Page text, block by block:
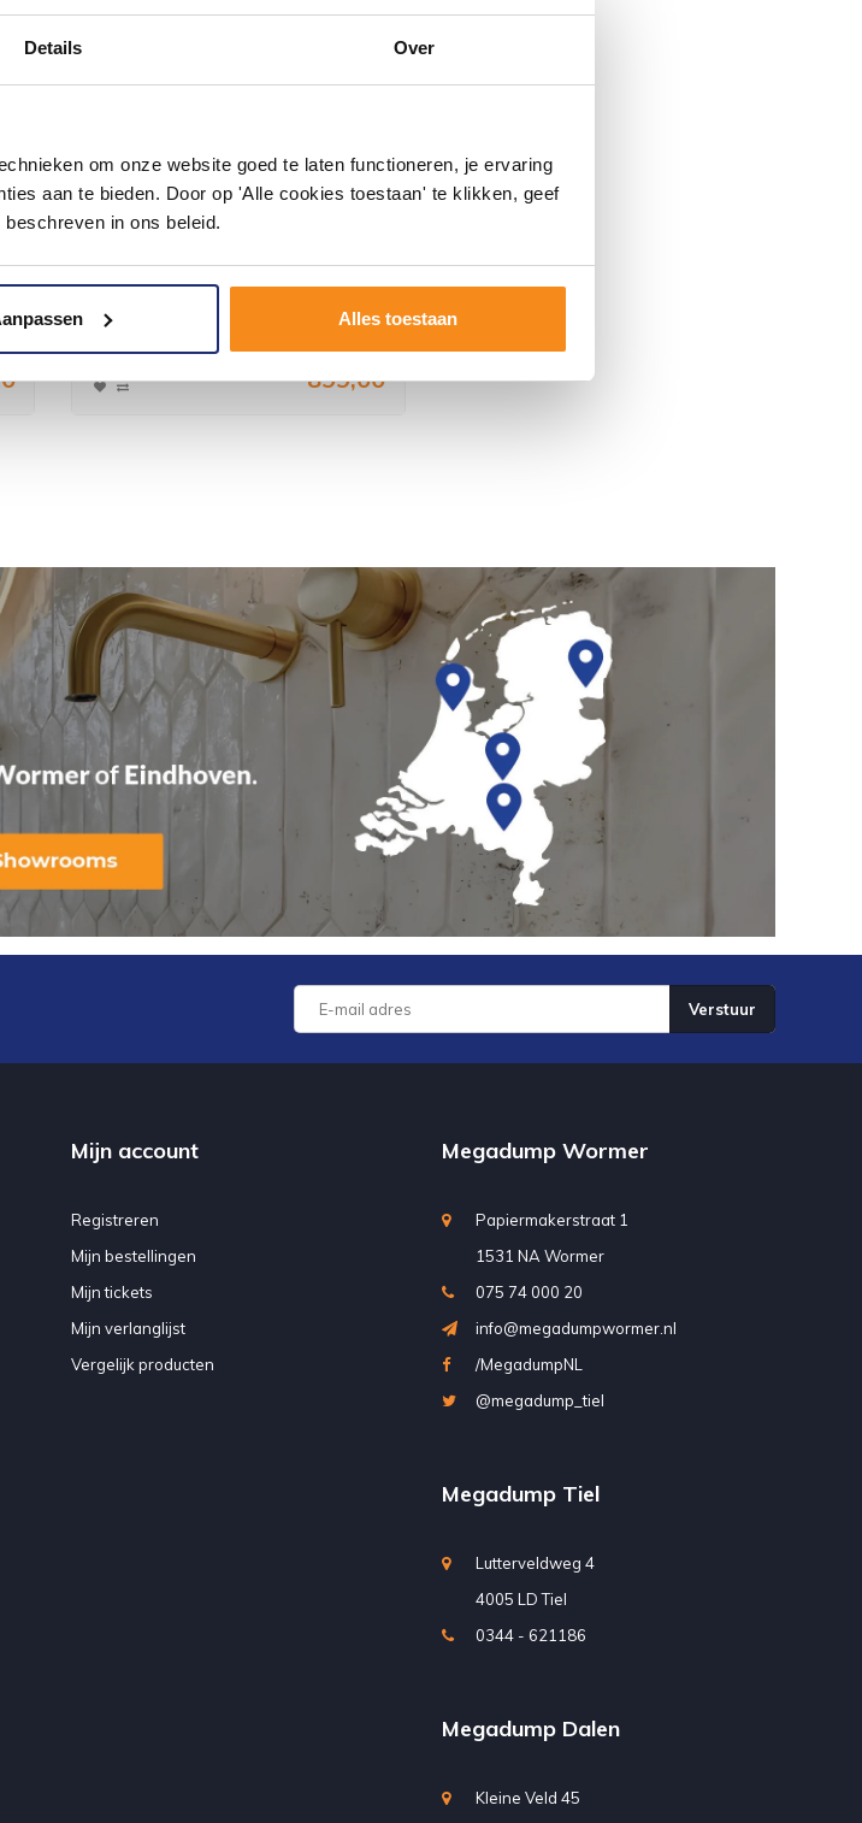
Details Over
om onze website goed te laten functioneren, je ervaring
aan te bieden. Door op 'Alle cookies toestaan' te klikken, geef
in ons beleid.
Alles toestaan
178X80 Wit
1.087,79
899,00
Verstuur
Mijn account
Registreren
Mijn bestellingen
Mijn tickets
Mijn verlanglijst
Vergelijk producten
Megadump Wormer
Papiermakerstraat 1
1531 NA Wormer
075 74 000 20
info@megadumpwormer.nl
/MegadumpNL
@megadump_tiel
Megadump Tiel
Lutterveldweg 4
4005 LD Tiel
0344 - 621186
Megadump Dalen
Kleine Veld 45